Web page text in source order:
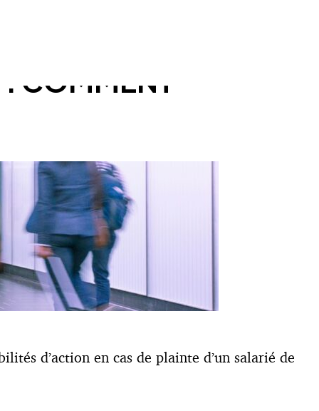
COMMENT
d’action en cas de plainte d’un salarié de